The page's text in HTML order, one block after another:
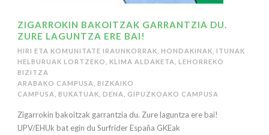
ZIGARROKIN BAKOITZAK GARRANTZIA DU.
ZURE LAGUNTZA ERE BAI!
HIRI ETA KOMUNITATE IRAUNKORRAK HONDAKINAK ITUNAK
HELBURUAK LORTZEKO
KLIMA ALDAKETA
LEHORREKO
BIZITZA
ARABAKO CAMPUSA
BIZKAIKO
CAMPUSA
BUKATUAK DENA GIPUZKOAKO CAMPUSA
Zigarrokin bakoitzak garrantzia du. Zure laguntza ere bai!
UPV/EHUk bat egin du Surfrider España GKEak